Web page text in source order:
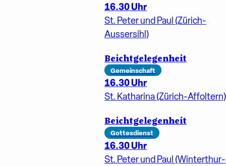
16.30 Uhr
St. Peter und Paul (Zürich-
Aussersihl)
Beichtgelegenheit
Gemeinschaft
16.30 Uhr
St. Katharina (Zürich-Affoltern)
Beichtgelegenheit
Gottesdienst
16.30 Uhr
St. Peter und Paul (Winterthur-